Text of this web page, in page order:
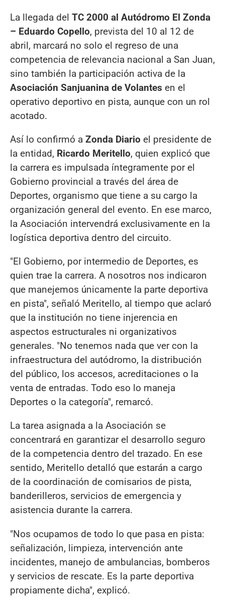
La llegada del TC 2000 al Autódromo El Zonda
– Eduardo Copello, prevista del 10 al 12 de
abril, marcará no solo el regreso de una
competencia de relevancia nacional a San Juan,
sino también la participación activa de la
Asociación Sanjuanina de Volantes en el
operativo deportivo en pista, aunque con un rol
acotado.
Así lo confirmó a Zonda Diario el presidente de
la entidad, Ricardo Meritello, quien explicó que
la carrera es impulsada íntegramente por el
Gobierno provincial a través del área de
Deportes, organismo que tiene a su cargo la
organización general del evento. En ese marco,
la Asociación intervendrá exclusivamente en la
logística deportiva dentro del circuito.
"El Gobierno, por intermedio de Deportes, es
quien trae la carrera. A nosotros nos indicaron
que manejemos únicamente la parte deportiva
en pista", señaló Meritello, al tiempo que aclaró
que la institución no tiene injerencia en
aspectos estructurales ni organizativos
generales. "No tenemos nada que ver con la
infraestructura del autódromo, la distribución
del público, los accesos, acreditaciones o la
venta de entradas. Todo eso lo maneja
Deportes o la categoría", remarcó.
La tarea asignada a la Asociación se
concentrará en garantizar el desarrollo seguro
de la competencia dentro del trazado. En ese
sentido, Meritello detalló que estarán a cargo
de la coordinación de comisarios de pista,
banderilleros, servicios de emergencia y
asistencia durante la carrera.
"Nos ocupamos de todo lo que pasa en pista:
señalización, limpieza, intervención ante
incidentes, manejo de ambulancias, bomberos
y servicios de rescate. Es la parte deportiva
propiamente dicha", explicó.